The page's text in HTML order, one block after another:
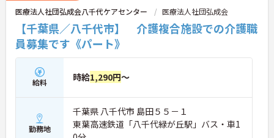
医療法人社団弘成会八千代ケアセンター 医療法人社団弘成会
【千葉県／八千代市】 介護複合施設での介護職
員募集です《パート》
給料 時給1,290円～
勤務地
千葉県 八千代市 島田５５－１
東葉高速鉄道「八千代緑が丘駅」バス・車1